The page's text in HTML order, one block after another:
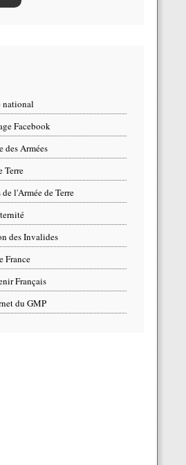
national
Facebook
des Armées
Terre
de l'Armée de Terre
des Invalides
France
Français
du GMP